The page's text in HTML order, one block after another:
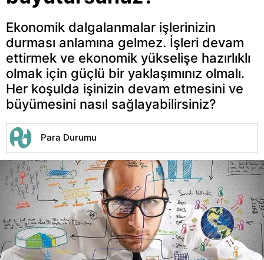
Ekonomik dalgalanmalar işlerinizin
durması anlamına gelmez. İşleri devam
ettirmek ve ekonomik yükselişe hazırlıklı
olmak için güçlü bir yaklaşımınız olmalı.
Her koşulda işinizin devam etmesini ve
büyümesini nasıl sağlayabilirsiniz?
Para Durumu